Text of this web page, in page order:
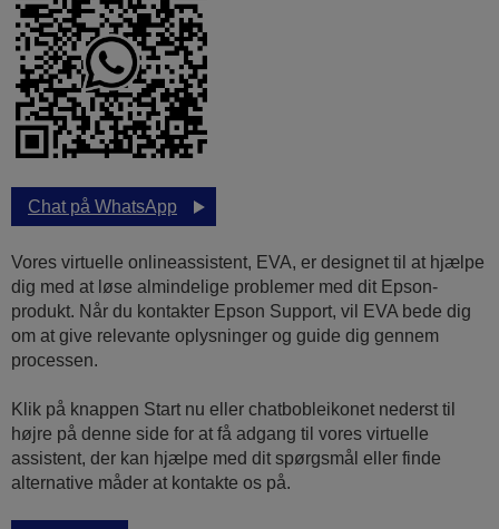
Chat på WhatsApp
Vores virtuelle onlineassistent, EVA, er designet til at hjælpe
dig med at løse almindelige problemer med dit Epson-
produkt. Når du kontakter Epson Support, vil EVA bede dig
om at give relevante oplysninger og guide dig gennem
processen.
Klik på knappen Start nu eller chatbobleikonet nederst til
højre på denne side for at få adgang til vores virtuelle
assistent, der kan hjælpe med dit spørgsmål eller finde
alternative måder at kontakte os på.